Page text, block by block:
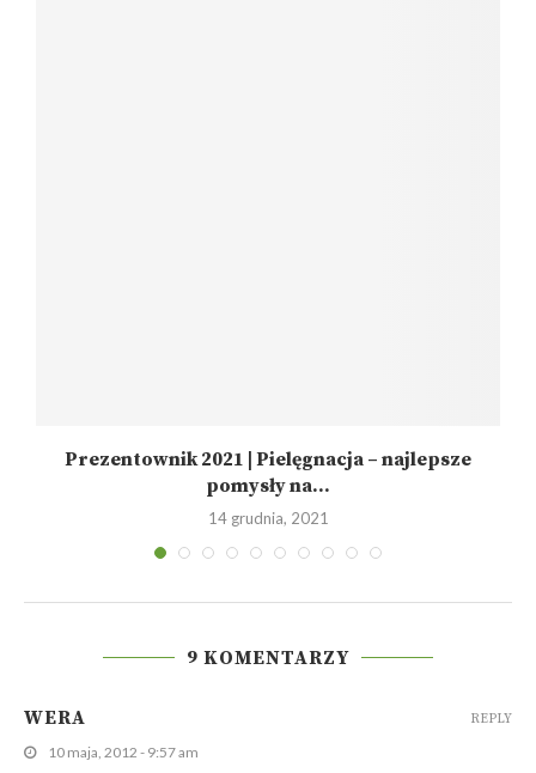
Prezentownik 2021 | Pielęgnacja – najlepsze
pomysły na...
14 grudnia, 2021
9 KOMENTARZY
WERA
10 maja, 2012 - 9:57 am
REPLY